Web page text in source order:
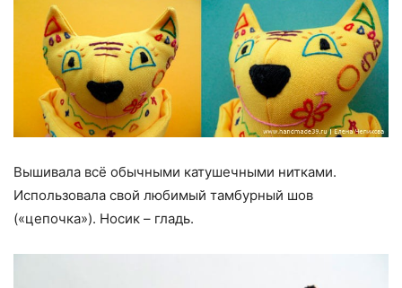
Вышивала всё обычными катушечными нитками.
Использовала свой любимый тамбурный шов
(«цепочка»). Носик – гладь.